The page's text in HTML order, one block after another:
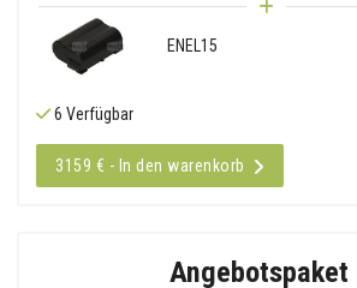
ENEL15
6 Verfügbar
3159 € - In den warenkorb
Angebotspaket